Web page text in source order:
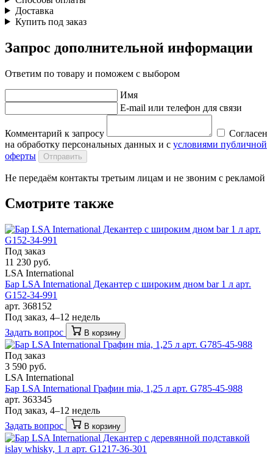
Доставка
Купить под заказ
Запрос дополнительной информации
Ответим по товару и поможем с выбором
Имя
E-mail или телефон для связи
Комментарий к запросу
Согласен
на обработку персональных данных и с условиями публичной
оферты
Отправить
Не передаём контакты третьим лицам и не звоним с рекламой
Смотрите также
Под заказ
11 230 руб.
LSA International
Бар LSA International Декантер с широким дном bar 1 л арт.
G152-34-991
арт. 368152
Под заказ, 4–12 недель
Задать вопрос
В корзину
Под заказ
3 590 руб.
LSA International
Бар LSA International Графин mia, 1,25 л арт. G785-45-988
арт. 363345
Под заказ, 4–12 недель
Задать вопрос
В корзину